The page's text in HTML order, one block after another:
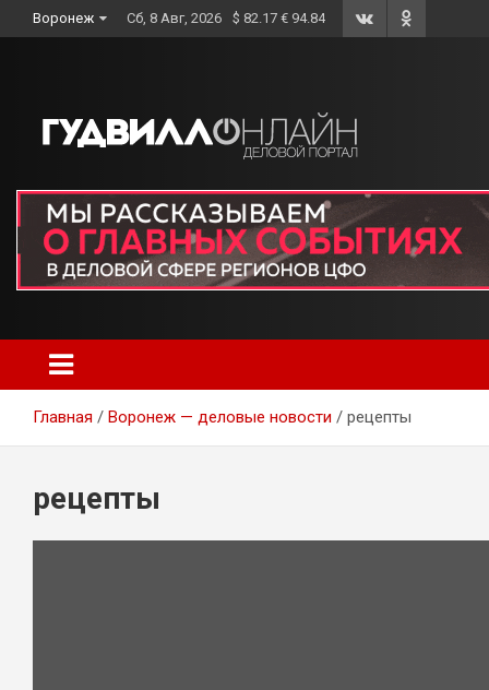
to
Воронеж Сб, 8 Авг, 2026 $ 82.17 € 94.84
Главная Воронеж — деловые новости рецепты
рецепты